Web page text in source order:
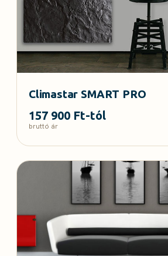
Climastar SMART PRO
157 900 Ft-tól
bruttó ár